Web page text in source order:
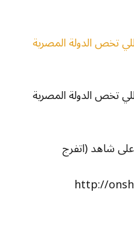
تخص الدولة المصرية
تخص الدولة المصرية
شاهد (اتفرج
http://